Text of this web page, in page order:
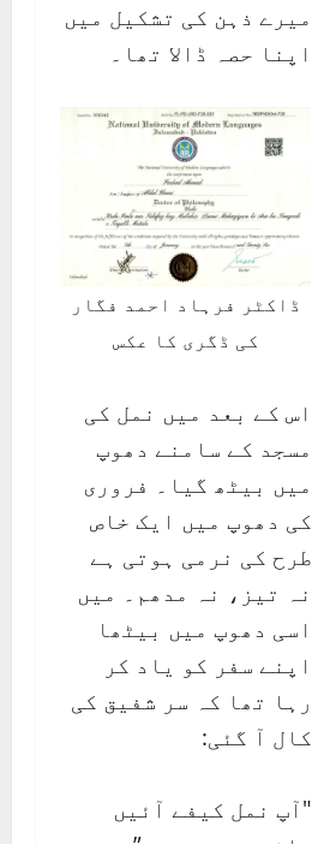
میرے ذہن کی تشکیل میں
اپنا حصہ ڈالا تھا۔
ڈاکٹر فرہاد احمد فگار
کی ڈگری کا عکس
اس کے بعد میں نمل کی
مسجد کے سامنے دھوپ
میں بیٹھ گیا۔ فروری
کی دھوپ میں ایک خاص
طرح کی نرمی ہوتی ہے
نہ تیز، نہ مدھم۔ میں
اسی دھوپ میں بیٹھا
اپنے سفر کو یاد کر
رہا تھا کہ سر شفیق کی
کال آ گئی:
"آپ نمل کیفے آئیں